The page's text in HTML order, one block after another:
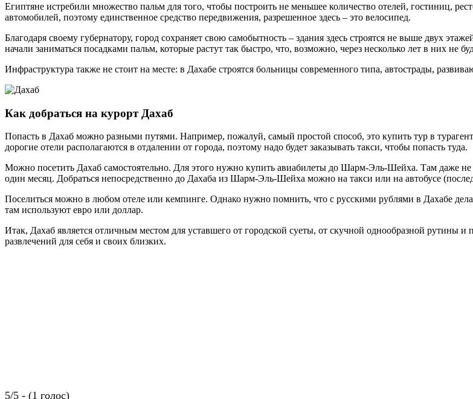
Египтяне истребили множество пальм для того, чтобы построить не меньшее количество отелей, гостиниц,
автомобилей, поэтому единственное средство передвижения, разрешенное здесь – это велосипед.
Благодаря своему губернатору, город сохраняет свою самобытность – здания здесь строятся не выше двух
начали заниматься посадками пальм, которые растут так быстро, что, возможно, через несколько лет в них не
Инфраструктура также не стоит на месте: в Дахабе строятся больницы современного типа, автострады,
Как добраться на курорт Дахаб
Попасть в Дахаб можно разными путями. Например, пожалуй, самый простой способ, это купить тур в
дорогие отели располагаются в отдалении от города, поэтому надо будет заказывать такси, чтобы попасть туда.
Можно посетить Дахаб самостоятельно. Для этого нужно купить авиабилеты до Шарм-Эль-Шейха. Там даже не
один месяц. Добраться непосредственно до Дахаба из Шарм-Эль-Шейха можно на такси или на автобусе
Поселиться можно в любом отеле или кемпинге. Однако нужно помнить, что с русскими рублями в Дахабе
там используют евро или доллар.
Итак, Дахаб является отличным местом для уставшего от городской суеты, от скучной однообразной рутины
развлечений для себя и своих близких.
5/5 - (1 голос)